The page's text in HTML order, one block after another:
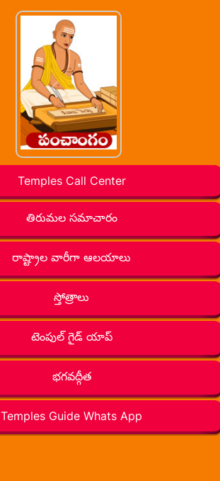
Temples Call Center
తిరుమల సమాచారం
రాష్ట్రాల వారీగా ఆలయాలు
స్తోత్రాలు
టెంపుల్ గైడ్ యాప్
భగవద్గీత
Temples Guide Whats App